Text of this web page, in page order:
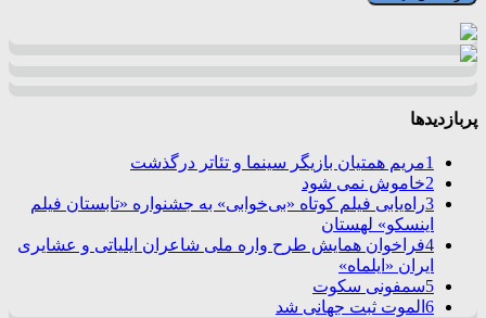
پربازدیدها
1مریم همتیان بازیگر سینما و تئاتر درگذشت
2خاموش نمی شود
3راه‌یابی فیلم کوتاه «بی‌خوابی» به جشنواره «تابستان فیلم
اینسکو» لهستان
4فراخوان همایش طرح واره ملی شاعران ایلیاتی و عشایری
ایران «ایلماه»
5سمفونی سکوت
6 الموت ثبت جهانی شد